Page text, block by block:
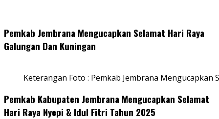
Pemkab Jembrana Mengucapkan Selamat Hari Raya
Galungan Dan Kuningan
Keterangan Foto : Pemkab Jembrana Mengucapkan
Pemkab Kabupaten Jembrana Mengucapkan Selamat
Hari Raya Nyepi & Idul Fitri Tahun 2025